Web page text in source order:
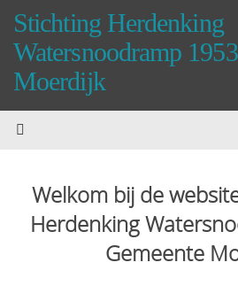
naar
inhoud
Stichting Herdenking
Watersnoodramp
Moerdijk
Welkom bij de
Herdenking
Gemeente